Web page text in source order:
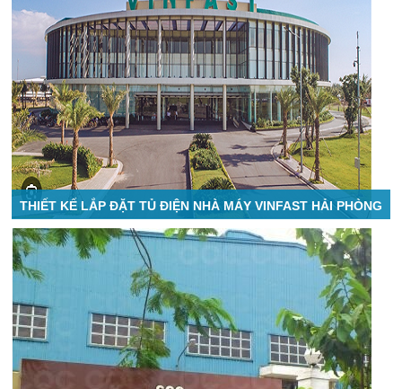
THIẾT KẾ LẮP ĐẶT TỦ ĐIỆN NHÀ MÁY VINFAST HẢI PHÒNG